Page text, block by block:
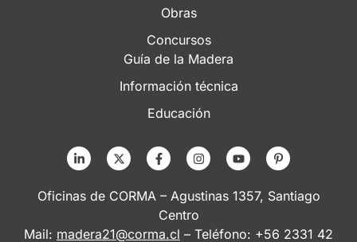
Obras
Concursos
Guía de la Madera
Información técnica
Educación
Oficinas de CORMA – Agustinas 1357, Santiago
Centro
Mail: madera21@corma.cl – Teléfono: +56 2331 42